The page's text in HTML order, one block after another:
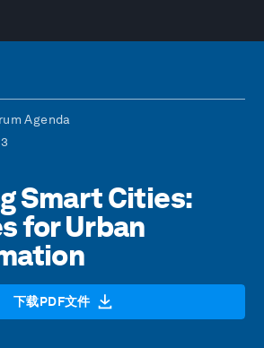
Agenda
Smart Cities:
for Urban
下载PDF文件